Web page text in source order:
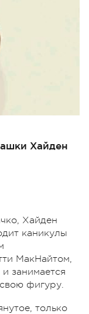
Хайден
Хайден
каникулы
МакНайтом,
занимается
фигуру.
только